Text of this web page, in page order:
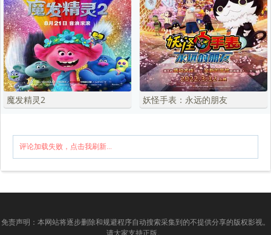
魔发精灵2 妖怪手表：永远的朋友
评论加载失败，点击我刷新...
免责声明：本网站将逐步删除和规避程序自动搜索采集到的不提供分享的版权影视。